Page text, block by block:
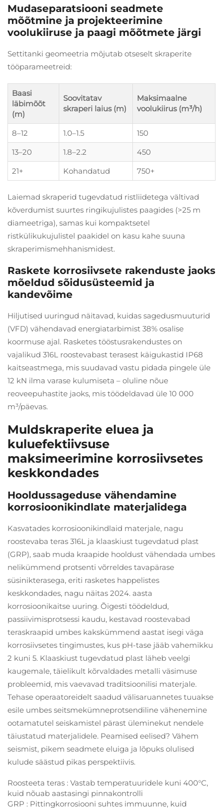
Mudaseparatsiooni seadmete
mõõtmine ja projekteerimine
voolukiiruse ja paagi mõõtmete järgi
Settitanki geomeetria mõjutab otseselt skraperite
tööparameetreid:
Baasi
läbimõõt
(m)
Soovitatav
skraperi laius (m)
Maksimaalne
voolukiirus (m³/h)
8–12 1.0–1.5
150
13–20
1.8–2.2
450
21+
Kohandatud 750+
Laiemad skraperid tugevdatud ristliidetega vältivad
kõverdumist suurtes ringikujulistes paagides (>25 m
diameetriga), samas kui kompaktsetel
ristkülikukujulistel paakidel on kasu kahe suuna
skraperimismehhanismidest.
Raskete korrosiivsete rakenduste jaoks
mõeldud sõidusüsteemid ja
kandevõime
Hiljutised uuringud näitavad, kuidas sagedusmuuturid
(VFD) vähendavad energiatarbimist 38% osalise
koormuse ajal. Rasketes tööstusrakendustes on
vajalikud 316L roostevabast terasest käigukastid IP68
kaitseastmega, mis suudavad vastu pidada pingele üle
12 kN ilma varase kulumiseta – oluline nõue
reoveepuhastite jaoks, mis töödeldavad üle 10 000
m³/päevas.
Muldskraperite eluea ja
kuluefektiivsuse
maksimeerimine korrosiivsetes
keskkondades
Hooldussageduse vähendamine
korrosioonikindlate materjalidega
Kasvatades korrosioonikindlaid materjale, nagu
roostevaba teras 316L ja klaaskiust tugevdatud plast
(GRP), saab muda kraapide hooldust vähendada umbes
nelikümmend protsenti võrreldes tavapärase
süsinikterasega, eriti rasketes happelistes
keskkondades, nagu näitas 2024. aasta
korrosioonikaitse uuring. Õigesti töödeldud,
passiivimisprotsessi kaudu, kestavad roostevabad
teraskraapid umbes kakskümmend aastat isegi väga
korrosiivsetes tingimustes, kus pH-tase jääb vahemikku
2 kuni 5. Klaaskiust tugevdatud plast läheb veelgi
kaugemale, täielikult kõrvaldades metalli väsimuse
probleemid, mis vaevavad traditsioonilisi materjale.
Tehase operaatoreidelt saadud välisaruannetes tuuakse
esile umbes seitsmekümneprotsendiline vähenemine
ootamatutel seiskamistel pärast üleminekut nendele
täiustatud materjalidele. Peamised eelised? Vähem
seismist, pikem seadmete eluiga ja lõpuks olulised
kulude säästud pikas perspektiivis.
Roosteeta teras : Vastab temperatuuridele kuni 400°C,
kuid nõuab aastasingi pinnakontrolli
GRP : Pittingkorrosiooni suhtes immuunne, kuid